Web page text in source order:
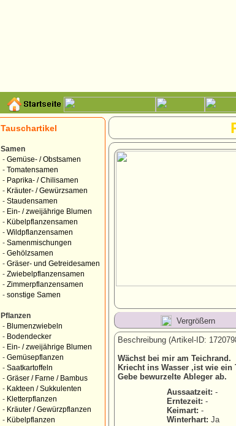
Tauschartikel
Samen
- Gemüse- / Obstsamen
- Tomatensamen
- Paprika- / Chilisamen
- Kräuter- / Gewürzsamen
- Staudensamen
- Ein- / zweijährige Blumen
- Kübelpflanzensamen
- Wildpflanzensamen
- Samenmischungen
- Gehölzsamen
- Gräser- und Getreidesamen
- Zwiebelpflanzensamen
- Zimmerpflanzensamen
- sonstige Samen
Pflanzen
- Blumenzwiebeln
- Bodendecker
- Ein- / zweijährige Blumen
- Gemüsepflanzen
- Saatkartoffeln
- Gräser / Farne / Bambus
- Kakteen / Sukkulenten
- Kletterpflanzen
- Kräuter / Gewürzpflanzen
- Kübelpflanzen
Vergrößern
Beschreibung (Artikel-ID:
Wächst bei mir am Teichrand.
Kriecht ins Wasser ,ist wie ein
Gebe bewurzelte Ableger ab.
Aussaatzeit: -
Erntezeit: -
Keimart: -
Winterhart: Ja